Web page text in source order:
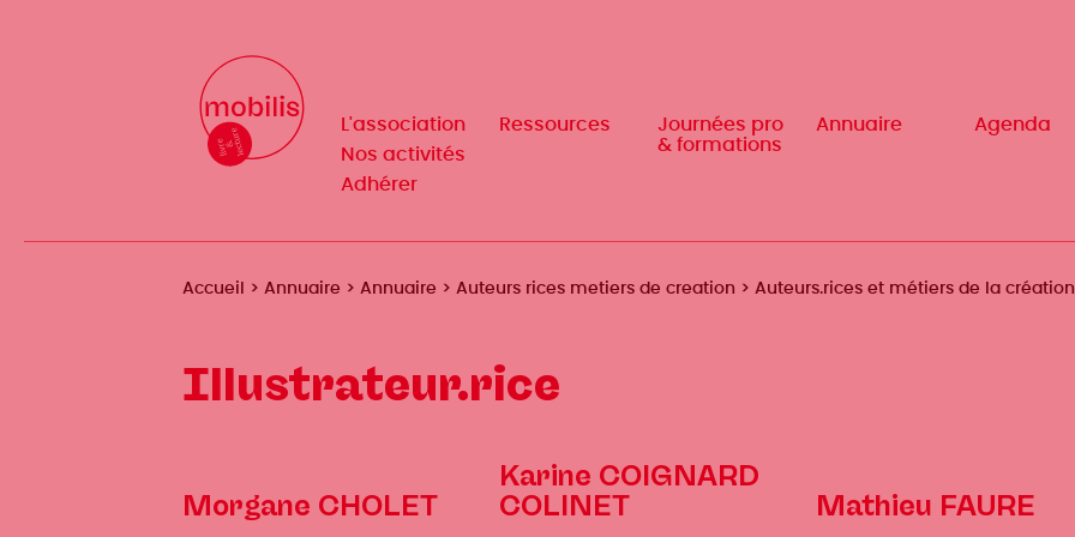
Navigation
principale
L'association
Nos activités
Adhérer
Ressources
Journées pro
& formations
Annuaire Agenda
Navigation
principale
L'association
Nos activités
Adhérer
Ressources
Journées pro
& formations
Annuaire Agenda
Fil
Accueil Annuaire Annuaire Auteurs rices metiers de creation Auteurs.rices et métiers de la création
Illustrateur.rice
Morgane CHOLET
Karine COIGNARD
COLINET
Mathieu FAURE